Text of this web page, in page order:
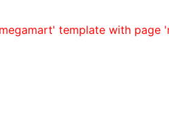
template with page